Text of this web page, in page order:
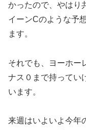
かったので、やはり
イーンCのような予
ます。
それでも、ヨーホー
ナス０まで持ってい
います。
来週はいよいよ今年